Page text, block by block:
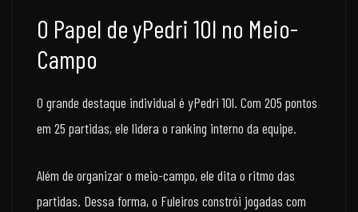
O Papel de yPedri 10l no Meio-
Campo
O grande destaque individual é yPedri 10l. Com 205 pontos
em 25 partidas, ele lidera o ranking interno da equipe.
Além de organizar o meio-campo, ele dita o ritmo das
partidas. Dessa forma, o Fuleiros constrói jogadas com